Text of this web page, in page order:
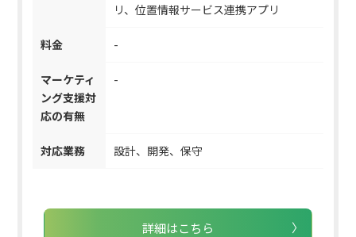
リ、位置情報サービス連携アプリ
料金 -
マーケティ
ング支援対
応の有無
-
対応業務 設計、開発、保守
詳細はこちら